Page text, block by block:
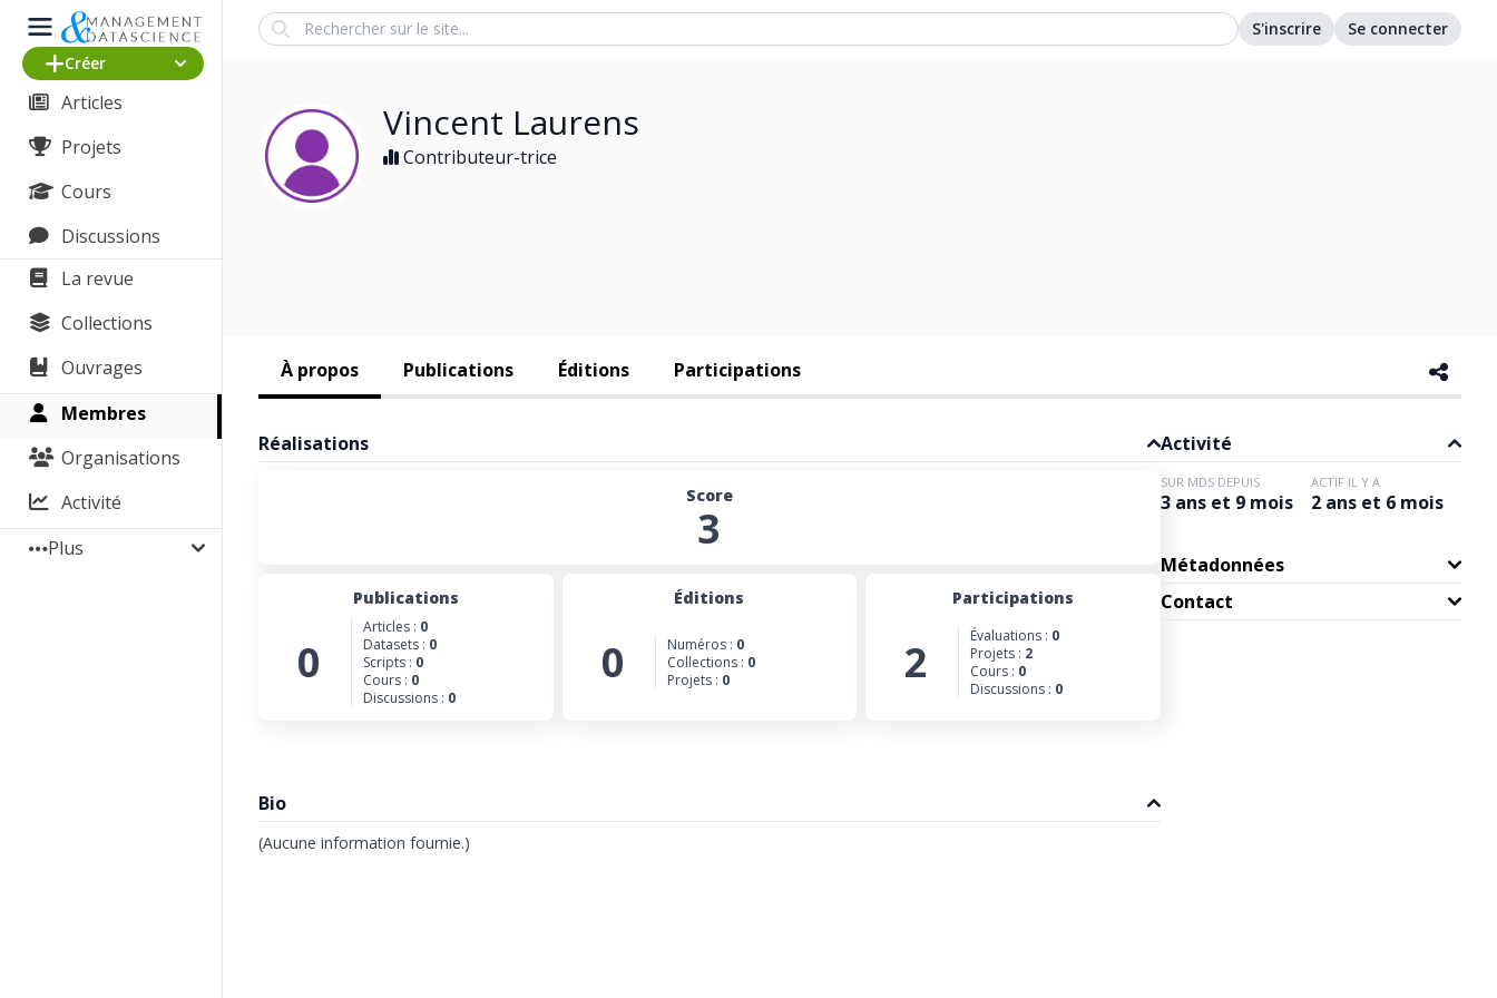
Créer
Articles
Projets
Cours
Discussions
La revue
Collections
Ouvrages
Membres
Organisations
Activité
Plus
Search S'inscrire Se connecter
Vincent Laurens
Contributeur-trice
À propos Publications Éditions Participations
Réalisations
Score
3
Publications
0
Articles : 0
Datasets : 0
Scripts : 0
Cours : 0
Discussions : 0
Éditions
0 Numéros : 0
Collections : 0
Projets : 0
Participations
2 Évaluations : 0
Projets : 2
Cours : 0
Discussions : 0
Bio
(Aucune information fournie.)
Activité
SUR MDS DEPUIS
3 ans et 9 mois
ACTIF IL Y A
2 ans et 6 mois
Métadonnées
Contact